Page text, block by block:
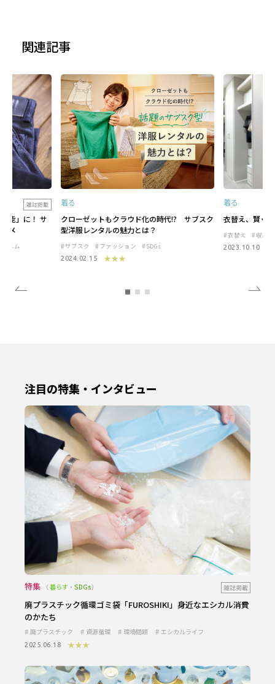
関連記事
雑誌掲載
能」に！ サ
メ
デニム
着る
クローゼットもクラウド化の時代!? サブスク
型洋服レンタルの魅力とは？
サブスク ファッション SDGs
2024.02.15 ★★★
着る
衣替え、賢く
衣替え 収納
2023.10.10
注目の特集・インタビュー
特集 暮らす ・ SDGs 雑誌掲載
廃プラスチック循環ゴミ袋「FUROSHIKI」身近なエシカル消費
のかたち
廃プラスチック 資源循環 環境問題 エシカルライフ
2025.06.18 ★★★